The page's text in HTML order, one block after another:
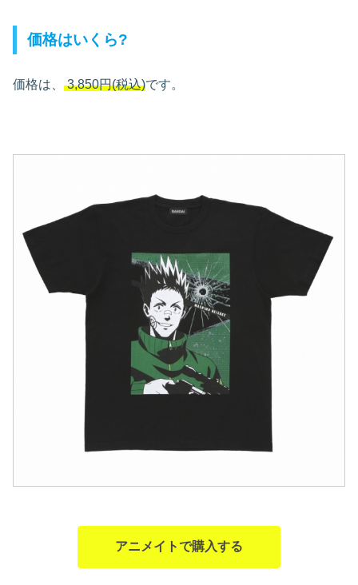
価格はいくら?
価格は、 3,850円(税込)です。
アニメイトで購入する